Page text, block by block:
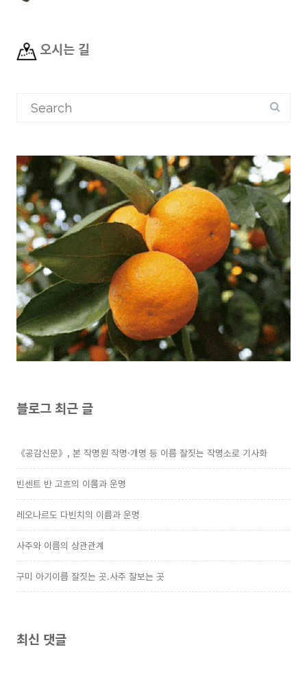
오시는 길
for:
블로그 최근 글
《공감신문》, 본 작명원 작명·개명 등 이름 잘짓는 작명소로 기사화
빈센트 반 고흐의 이름과 운명
레오나르도 다빈치의 이름과 운명
사주와 이름의 상관관계
구미 아기이름 잘짓는 곳.사주 잘보는 곳
최신 댓글